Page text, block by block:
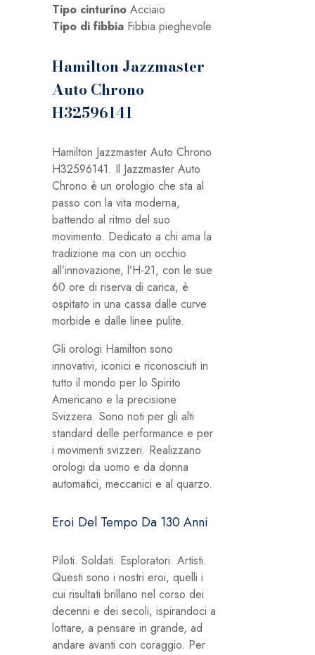
Tipo cinturino Acciaio
Tipo di fibbia Fibbia pieghevole
Hamilton Jazzmaster
Auto Chrono
H32596141
Hamilton Jazzmaster Auto Chrono
H32596141. Il Jazzmaster Auto
Chrono è un orologio che sta al
passo con la vita moderna,
battendo al ritmo del suo
movimento. Dedicato a chi ama la
tradizione ma con un occhio
all’innovazione, l’H-21, con le sue
60 ore di riserva di carica, è
ospitato in una cassa dalle curve
morbide e dalle linee pulite.
Gli orologi Hamilton sono
innovativi, iconici e riconosciuti in
tutto il mondo per lo Spirito
Americano e la precisione
Svizzera. Sono noti per gli alti
standard delle performance e per
i movimenti svizzeri. Realizzano
orologi da uomo e da donna
automatici, meccanici e al quarzo.
Eroi Del Tempo Da 130 Anni
Piloti. Soldati. Esploratori. Artisti.
Questi sono i nostri eroi, quelli i
cui risultati brillano nel corso dei
decenni e dei secoli, ispirandoci a
lottare, a pensare in grande, ad
andare avanti con coraggio. Per